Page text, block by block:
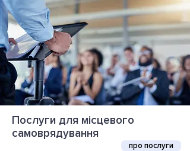
Послуги для місцевого
самоврядування
про послуги